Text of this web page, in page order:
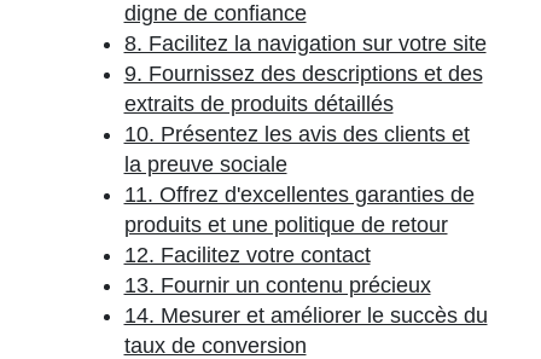
digne de confiance
8. Facilitez la navigation sur votre site
9. Fournissez des descriptions et des
extraits de produits détaillés
10. Présentez les avis des clients et
la preuve sociale
11. Offrez d'excellentes garanties de
produits et une politique de retour
12. Facilitez votre contact
13. Fournir un contenu précieux
14. Mesurer et améliorer le succès du
taux de conversion